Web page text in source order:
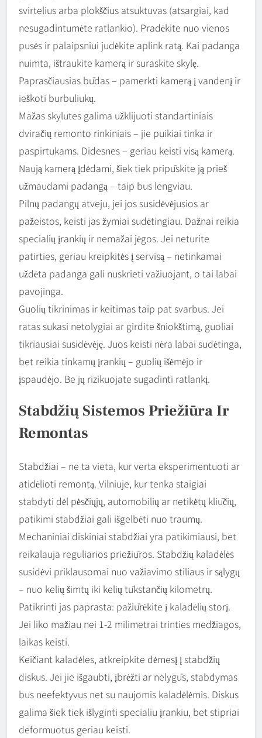
svirtelius arba plokščius atsuktuvas (atsargiai, kad
nesugadintumėte ratlankio). Pradėkite nuo vienos
pusės ir palaipsniui judėkite aplink ratą. Kai padanga
nuimta, ištraukite kamerą ir suraskite skylę.
Paprasčiausias būdas – pamerkti kamerą į vandenį ir
ieškoti burbuliukų.
Mažas skylutes galima užklijuoti standartiniais
dviračių remonto rinkiniais – jie puikiai tinka ir
paspirtukams. Didesnes – geriau keisti visą kamerą.
Naują kamerą įdėdami, šiek tiek pripūskite ją prieš
užmaudami padangą – taip bus lengviau.
Pilnų padangų atveju, jei jos susidėvėjusios ar
pažeistos, keisti jas žymiai sudėtingiau. Dažnai reikia
specialių įrankių ir nemažai jėgos. Jei neturite
patirties, geriau kreipkitės į servisą – netinkamai
uždėta padanga gali nuskrieti važiuojant, o tai labai
pavojinga.
Guolių tikrinimas ir keitimas taip pat svarbus. Jei
ratas sukasi netolygiai ar girdite šniokštimą, guoliai
tikriausiai susidėvėję. Juos keisti nėra labai sudėtinga,
bet reikia tinkamų įrankių – guolių išėmėjo ir
įspaudėjo. Be jų rizikuojate sugadinti ratlankį.
Stabdžių Sistemos Priežiūra Ir
Remontas
Stabdžiai – ne ta vieta, kur verta eksperimentuoti ar
atidėlioti remontą. Vilniuje, kur tenka staigiai
stabdyti dėl pėsčiųjų, automobilių ar netikėtų kliūčių,
patikimi stabdžiai gali išgelbėti nuo traumų.
Mechaniniai diskiniai stabdžiai yra patikimiausi, bet
reikalauja reguliarios priežiūros. Stabdžių kaladėlės
susidėvi priklausomai nuo važiavimo stiliaus ir sąlygų
– nuo kelių šimtų iki kelių tūkstančių kilometrų.
Patikrinti jas paprasta: pažiūrėkite į kaladėlių storį.
Jei liko mažiau nei 1-2 milimetrai trinties medžiagos,
laikas keisti.
Keičiant kaladėles, atkreipkite dėmesį į stabdžių
diskus. Jei jie išgaubti, įbrėžti ar nelygūs, stabdymas
bus neefektyvus net su naujomis kaladėlėmis. Diskus
galima šiek tiek išlyginti specialiu įrankiu, bet stipriai
deformuotus geriau keisti.